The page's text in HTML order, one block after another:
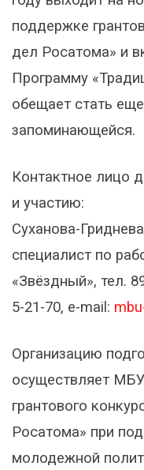
поддержке
дел Росатома» и
Программу
обещает стать
запоминающейся.
Контактное лицо
и участию:
Суханова-
специалист по
«Звёздный», тел.
5-21-70, e-mail:
Организацию
осуществляет
грантового
Росатома» при
молодежной